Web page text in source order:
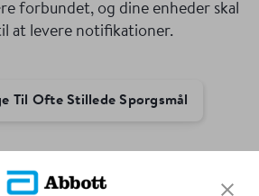
forbundet, og dine enheder skal
at levere notifikationer.
Til Ofte Stillede Spørgsmål